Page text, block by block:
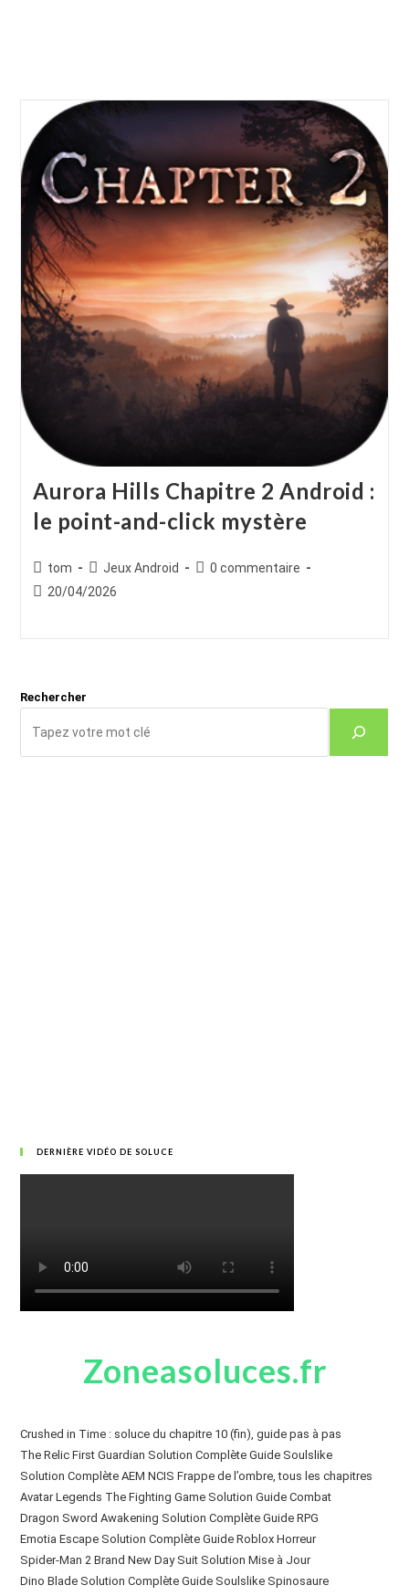
Aurora Hills Chapitre 2 Android :
le point-and-click mystère
Auteur/autrice
de
tom
Post
category:
Jeux Android
Commentaires
0 commentaire
Publication
20/04/2026
Rechercher
DERNIÈRE VIDÉO DE SOLUCE
Zoneasoluces.fr
Crushed in Time : soluce du chapitre 10 (fin), guide pas à pas
The Relic First Guardian Solution Complète Guide Soulslike
Solution Complète AEM NCIS Frappe de l’ombre, tous les chapitres
Avatar Legends The Fighting Game Solution Guide Combat
Dragon Sword Awakening Solution Complète Guide RPG
Emotia Escape Solution Complète Guide Roblox Horreur
Spider-Man 2 Brand New Day Suit Solution Mise à Jour
Dino Blade Solution Complète Guide Soulslike Spinosaure